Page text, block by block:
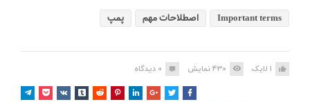
Important terms اصطلاحات مهم پمپ
1 لایک 430نمایش 0 دیدگاه